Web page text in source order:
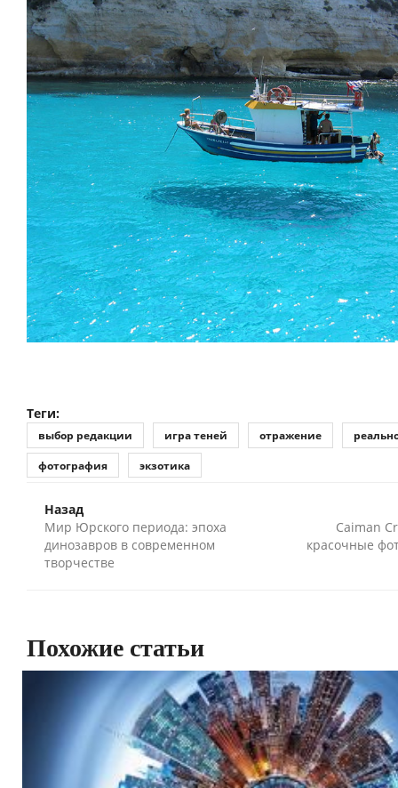
Теги:
выбор редакции игра теней отражение
фотография
экзотика
Назад
Мир Юрского периода: эпоха
динозавров в современном
творчестве
Caiman
красочные
Похожие статьи